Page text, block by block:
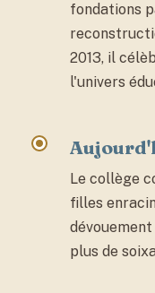
fondations
2013, il
l'univers
Le collège
filles
plus de